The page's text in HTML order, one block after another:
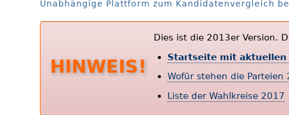
Unabhängige Plattform zum Kandidatenvergleich
HINWEIS!
Dies ist die 2013er Version.
Startseite mit
Wofür stehen die Parteien
Liste der Wahlkreise 2017